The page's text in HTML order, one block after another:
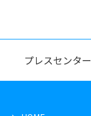
プレスセンター